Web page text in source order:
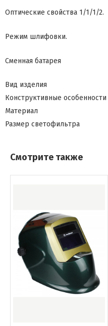
Оптические свойства 1/1/1/2.
Режим шлифовки.
Сменная батарея
Вид изделия
Конструктивные особенности
Материал
Размер светофильтра
Смотрите также